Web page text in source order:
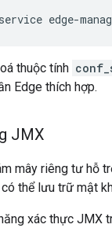
edge-
thuộc tính
Edge thích hợp.
JMX
mây riêng tư hỗ
thể lưu trữ mật
xác thực JMX